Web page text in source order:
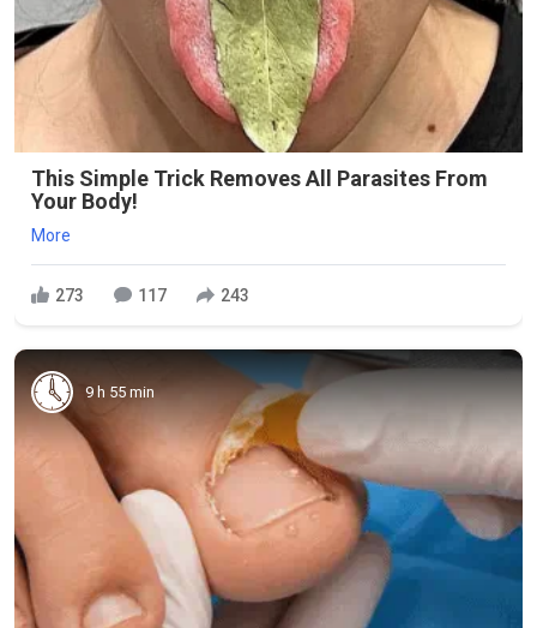
This Simple Trick Removes All Parasites From
Your Body!
More
273 117 243
9 h 55 min